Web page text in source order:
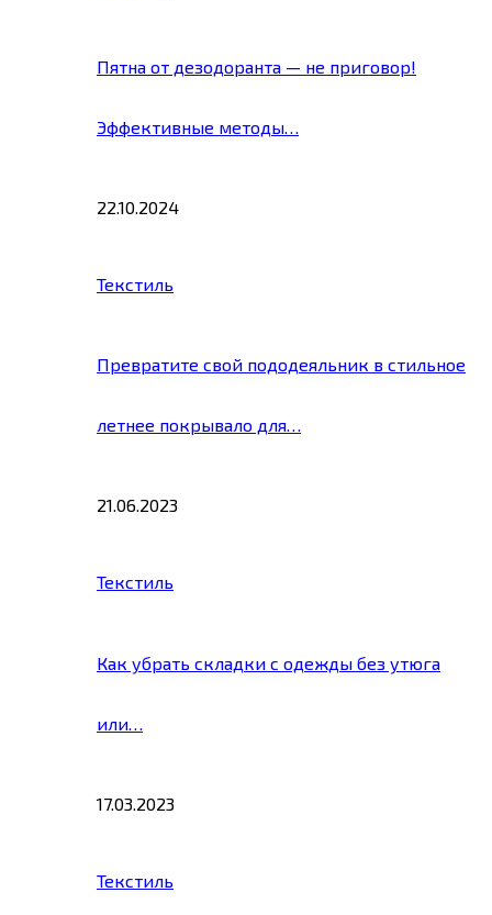
Пятна от дезодоранта — не приговор!
Эффективные методы…
22.10.2024
Текстиль
Превратите свой пододеяльник в стильное
летнее покрывало для…
21.06.2023
Текстиль
Как убрать складки с одежды без утюга
или…
17.03.2023
Текстиль